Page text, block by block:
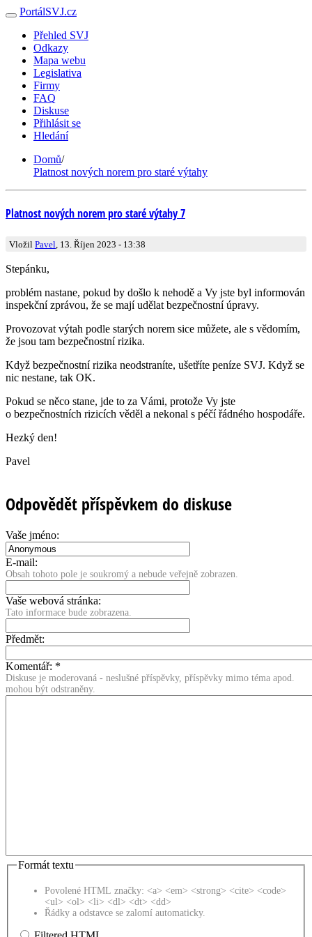
PortálSVJ.cz
Přehled SVJ
Odkazy
Mapa webu
Legislativa
Firmy
FAQ
Diskuse
Přihlásit se
Hledání
Domů/
Platnost nových norem pro staré výtahy
Platnost nových norem pro staré výtahy 7
Vložil Pavel , 13. Říjen 2023 - 13:38
Stepánku,
problém nastane, pokud by došlo k nehodě a Vy jste byl informován
inspekční zprávou, že se mají udělat bezpečnostní úpravy.
Provozovat výtah podle starých norem sice můžete, ale s vědomím,
že jsou tam bezpečnostní rizika.
Když bezpečnostní rizika neodstraníte, ušetříte peníze SVJ. Když se
nic nestane, tak OK.
Pokud se něco stane, jde to za Vámi, protože Vy jste
o bezpečnostních rizicích věděl a nekonal s péčí řádného hospodáře.
Hezký den!
Pavel
Odpovědět příspěvkem do diskuse
Vaše jméno:
E-mail:
Obsah tohoto pole je soukromý a nebude veřejně zobrazen.
Vaše webová stránka:
Tato informace bude zobrazena.
Předmět:
Komentář: *
Diskuse je moderovaná - neslušné příspěvky, příspěvky mimo téma apod.
mohou být odstraněny.
Formát textu
Povolené HTML značky: <a> <em> <strong> <cite> <code>
<ul> <ol> <li> <dl> <dt> <dd>
Řádky a odstavce se zalomí automaticky.